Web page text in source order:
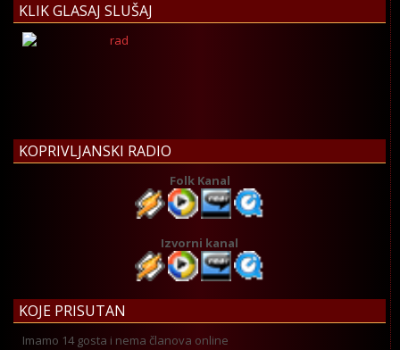
KLIK GLASAJ SLUŠAJ
KOPRIVLJANSKI RADIO
Folk Kanal
Izvorni kanal
KOJE PRISUTAN
Imamo 14 gosta i nema članova online